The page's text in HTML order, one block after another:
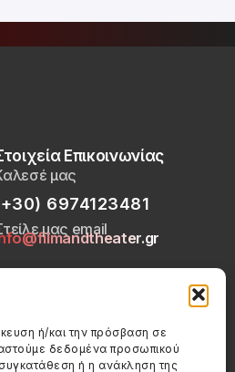
ή/και την πρόσβαση σε
δεδομένα προσωπικού
ή η ανάκληση της
Επικοινωνίας
μας
6974123481
μας email